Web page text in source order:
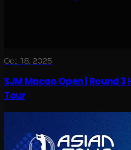
Oct 18, 2025
SJM Macao Open | Round
Tour